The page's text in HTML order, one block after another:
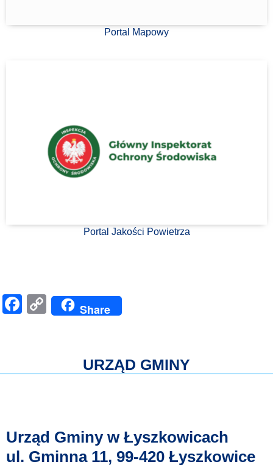
Portal Mapowy
Portal Jakości Powietrza
Facebook
CopyShare
URZĄD GMINY
Urząd Gminy w Łyszkowicach
ul. Gminna 11, 99-420 Łyszkowice